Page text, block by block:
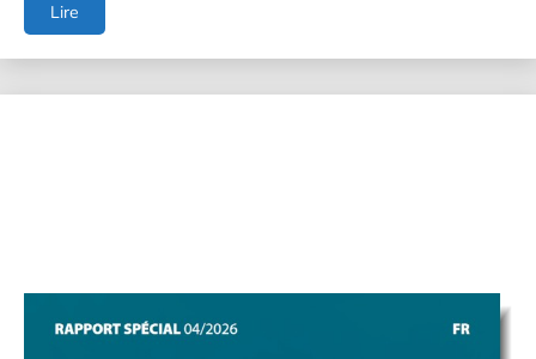
Lire
projets
d’infrastructures